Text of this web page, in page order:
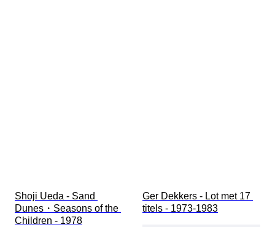
Shoji Ueda - Sand
Dunes・Seasons of the
Children - 1978
Ger Dekkers - Lot met 17
titels - 1973-1983